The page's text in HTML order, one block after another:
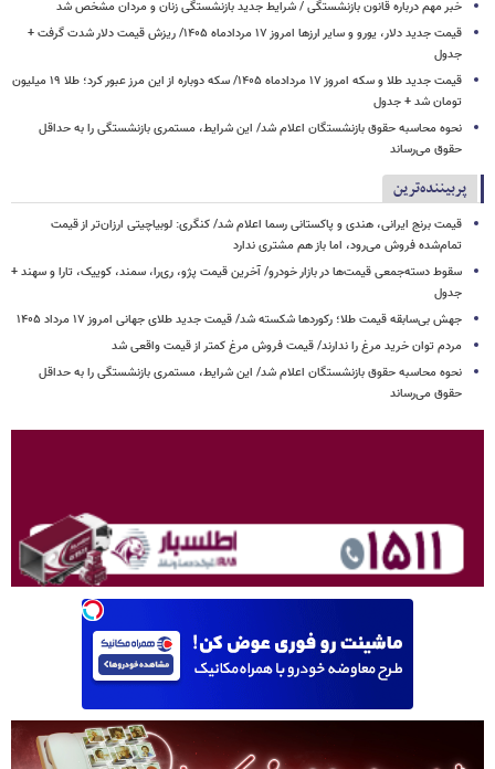
خبر مهم درباره قانون بازنشستگی / شرایط جدید بازنشستگی زنان و مردان مشخص شد
قیمت جدید دلار، یورو و سایر ارزها امروز ۱۷ مردادماه ۱۴۰۵/ ریزش قیمت دلار شدت گرفت +
جدول
قیمت جدید طلا و سکه امروز ۱۷ مردادماه ۱۴۰۵/ سکه دوباره از این مرز عبور کرد؛ طلا ۱۹ میلیون
تومان شد + جدول
نحوه محاسبه حقوق بازنشستگان اعلام شد/ این شرایط، مستمری بازنشستگی را به حداقل
حقوق می‌رساند
پربیننده‌ترین
قیمت برنج ایرانی، هندی و پاکستانی رسما اعلام شد/ کنگری: لوبیاچیتی ارزان‌تر از قیمت
تمام‌شده فروش می‌رود، اما باز هم مشتری ندارد
سقوط دسته‌جمعی قیمت‌ها در بازار خودرو/ آخرین قیمت پژو، ری‌را، سمند، کوییک، تارا و سهند +
جدول
جهش بی‌سابقه قیمت طلا؛ رکوردها شکسته شد/ قیمت جدید طلای جهانی امروز ۱۷ مرداد ۱۴۰۵
مردم توان خرید مرغ را ندارند/ قیمت فروش مرغ کمتر از قیمت واقعی شد
نحوه محاسبه حقوق بازنشستگان اعلام شد/ این شرایط، مستمری بازنشستگی را به حداقل
حقوق می‌رساند